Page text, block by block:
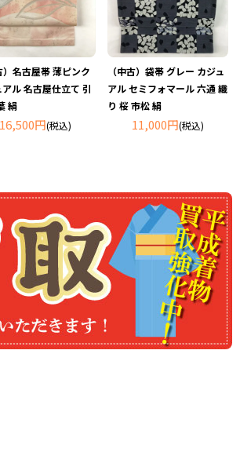
）名古屋帯 薄ピンク
ル 名古屋仕立て 引
絹
16,500円(税込)
（中古）袋帯 グレー カジュ
アル セミフォマール 六通 織
り 桜 市松 絹
11,000円(税込)